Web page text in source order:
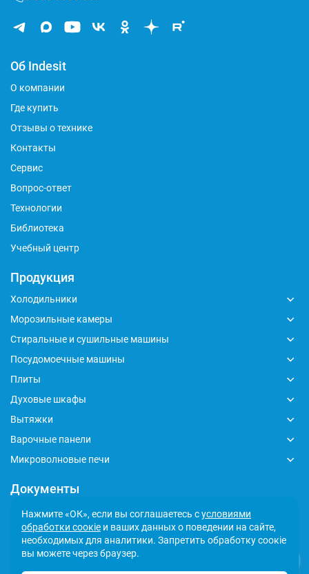
Об Indesit
О компании
Где купить
Отзывы о технике
Контакты
Сервис
Вопрос-ответ
Технологии
Библиотека
Учебный центр
Продукция
Холодильники
Морозильные камеры
Стиральные и сушильные машины
Посудомоечные машины
Плиты
Духовые шкафы
Вытяжки
Варочные панели
Микроволновые печи
Документы
Глобальный кодекс делового поведения
Политика обработки персональных данных
Сообщить о несоответствии
Нажмите «ОК», если вы соглашаетесь сусловиями
обработки соокіе и ваших данных о поведении на сайте,
необходимых для аналитики. Запретить обработку соокіе
вы можете через браузер.